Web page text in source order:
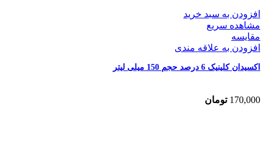
افزودن به سبد خرید
مشاهده سریع
مقایسه
افزودن به علاقه مندی
اکسیدان کلینیک 6 درصد حجم 150 میلی لیتر
170,000 تومان